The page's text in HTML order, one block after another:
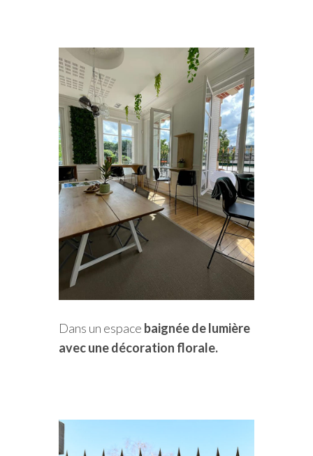
Dans un espace baignée de lumière
avec une décoration florale.